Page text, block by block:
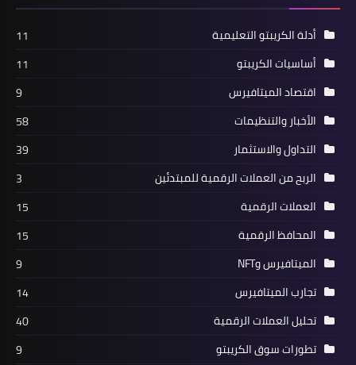
أدلة الكريبتو التعليمية
11
أساسيات الكريبتو
11
اقتصاد الميتافيرس
9
الأخبار والتنظيمات
58
التداول والاستثمار
39
الربح من العملات الرقمية للمبتدئين
3
العملات الرقمية
15
المحافظ الرقمية
15
الميتافيرس وNFT
9
تجارب الميتافيرس
14
تحليل العملات الرقمية
40
تطورات سوق الكريبتو
9